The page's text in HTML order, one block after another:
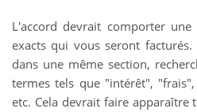
L'accord devrait comporter
exacts qui vous seront
dans une même section,
termes tels que "intérêt",
etc. Cela devrait faire apparaître